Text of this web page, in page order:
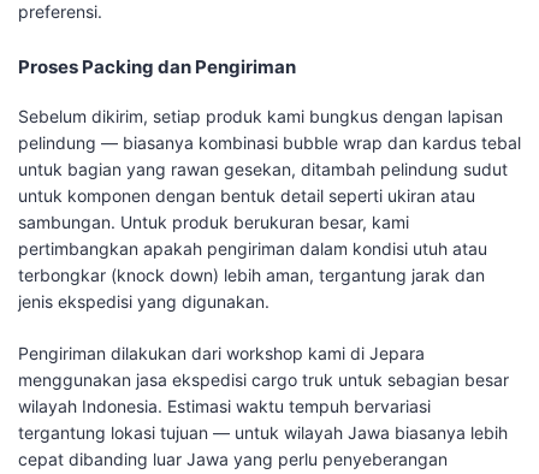
preferensi.
Proses Packing dan Pengiriman
Sebelum dikirim, setiap produk kami bungkus dengan lapisan
pelindung — biasanya kombinasi bubble wrap dan kardus tebal
untuk bagian yang rawan gesekan, ditambah pelindung sudut
untuk komponen dengan bentuk detail seperti ukiran atau
sambungan. Untuk produk berukuran besar, kami
pertimbangkan apakah pengiriman dalam kondisi utuh atau
terbongkar (knock down) lebih aman, tergantung jarak dan
jenis ekspedisi yang digunakan.
Pengiriman dilakukan dari workshop kami di Jepara
menggunakan jasa ekspedisi cargo truk untuk sebagian besar
wilayah Indonesia. Estimasi waktu tempuh bervariasi
tergantung lokasi tujuan — untuk wilayah Jawa biasanya lebih
cepat dibanding luar Jawa yang perlu penyeberangan